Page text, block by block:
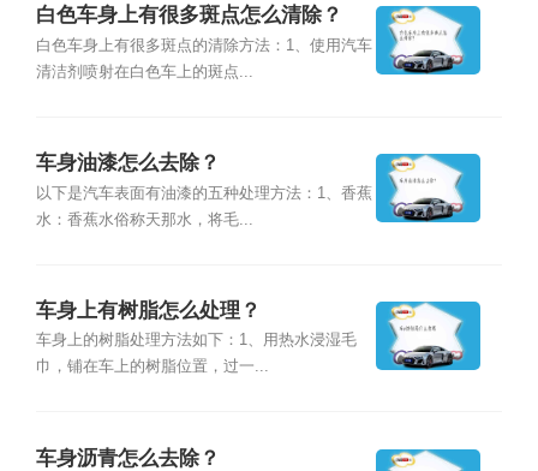
白色车身上有很多斑点怎么清除？
白色车身上有很多斑点的清除方法：1、使用汽车
清洁剂喷射在白色车上的斑点...
车身油漆怎么去除？
以下是汽车表面有油漆的五种处理方法：1、香蕉
水：香蕉水俗称天那水，将毛...
车身上有树脂怎么处理？
车身上的树脂处理方法如下：1、用热水浸湿毛
巾，铺在车上的树脂位置，过一...
车身沥青怎么去除？